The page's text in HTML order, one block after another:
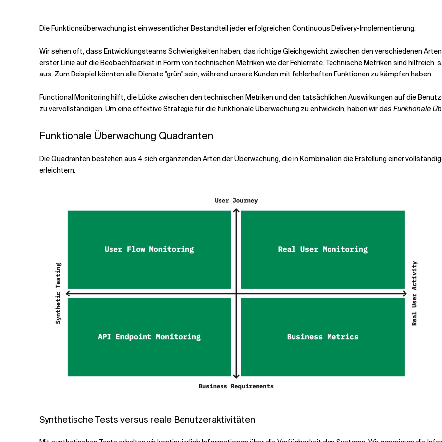
Die Funktionsüberwachung ist ein wesentlicher Bestandteil jeder erfolgreichen Continuous Delivery-Implementierung.
Wir sehen oft, dass Entwicklungsteams Schwierigkeiten haben, das richtige Gleichgewicht zwischen den verschiedenen
erster Linie auf die Beobachtbarkeit in Form von technischen Metriken wie der Fehlerrate. Technische Metriken sind
aus. Zum Beispiel könnten alle Dienste "grün" sein, während unsere Kunden mit fehlerhaften Funktionen zu kämpfen haben.
Functional Monitoring hilft, die Lücke zwischen den technischen Metriken und den tatsächlichen Auswirkungen auf die
zu vervollständigen. Um eine effektive Strategie für die funktionale Überwachung zu entwickeln, haben wir das Funktionale
Funktionale Überwachung Quadranten
Die Quadranten bestehen aus 4 sich ergänzenden Arten der Überwachung, die in Kombination die Erstellung einer
erleichtern.
Synthetische Tests versus reale Benutzeraktivitäten